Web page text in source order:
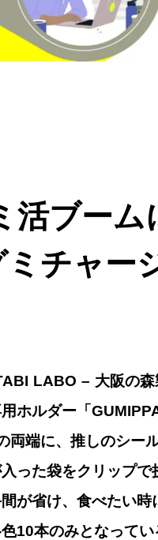
活ブーム
ミチャー
LABO – 大阪の
ホルダー「
両端に、推しのシー
った袋をクリップ
が省け、食べたい
10本のみとなって